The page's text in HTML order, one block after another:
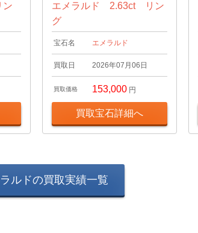
エメラルド 2.63ct リン
グ
宝石名 エメラルド
買取日 2026年07月06日
買取価格 153,000 円
買取宝石詳細へ
ルドの買取実績一覧